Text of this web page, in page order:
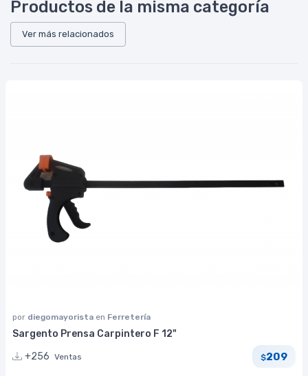
Productos de la misma categoría
Ver más relacionados
por diegomayorista en Ferretería
Sargento Prensa Carpintero F 12"
+256 Ventas $209